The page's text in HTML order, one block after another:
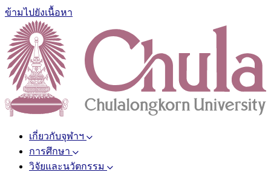
ข้ามไปยังเนื้อหา
เกี่ยวกับจุฬาฯ
การศึกษา
วิจัยและนวัตกรรม